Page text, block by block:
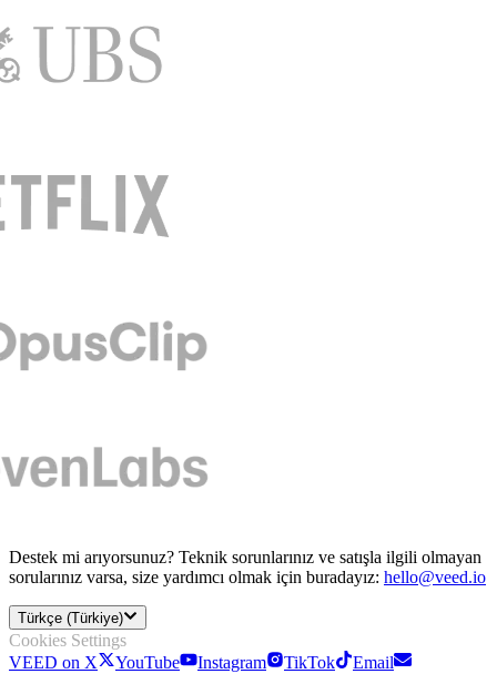
Destek mi arıyorsunuz? Teknik sorunlarınız ve satışla ilgili olmayan
sorularınız varsa, size yardımcı olmak için buradayız: hello@veed.io
Türkçe (Türkiye)
Cookies Settings
VEED on X
YouTube Instagram TikTok Email